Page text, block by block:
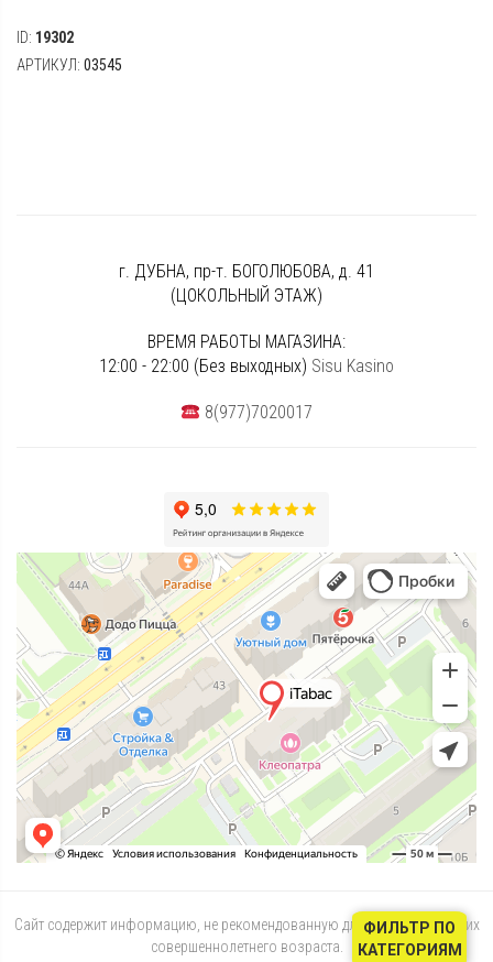
ID: 19302
АРТИКУЛ: 03545
г. ДУБНА, пр-т. БОГОЛЮБОВА, д. 41
(ЦОКОЛЬНЫЙ ЭТАЖ)
ВРЕМЯ РАБОТЫ МАГАЗИНА:
12:00 - 22:00 (Без выходных) Sisu Kasino
8(977)7020017
Сайт содержит информацию, не рекомендованную для лиц, не достигших
совершеннолетнего возраста.
ФИЛЬТР ПО
КАТЕГОРИЯМ